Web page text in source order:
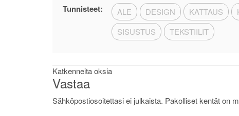
Tunnisteet: ALE DESIGN KATTAUS
SISUSTUS
TEKSTIILIT
Artikkelien
selaus
Katkenneita oksia
Vastaa
Sähköpostiosoitettasi ei julkaista. Pakolliset kentät on